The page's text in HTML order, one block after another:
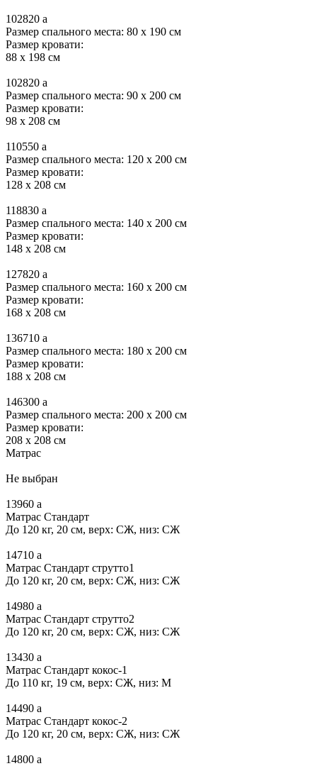
102820 a
Размер спального места: 80 x 190 см
Размер кровати:
88 x 198 см
102820 a
Размер спального места: 90 x 200 см
Размер кровати:
98 x 208 см
110550 a
Размер спального места: 120 x 200 см
Размер кровати:
128 x 208 см
118830 a
Размер спального места: 140 x 200 см
Размер кровати:
148 x 208 см
127820 a
Размер спального места: 160 x 200 см
Размер кровати:
168 x 208 см
136710 a
Размер спального места: 180 x 200 см
Размер кровати:
188 x 208 см
146300 a
Размер спального места: 200 x 200 см
Размер кровати:
208 x 208 см
Матрас
Не выбран
13960 a
Матрас Стандарт
До 120 кг, 20 см, верх: СЖ, низ: СЖ
14710 a
Матрас Стандарт струтто1
До 120 кг, 20 см, верх: СЖ, низ: СЖ
14980 a
Матрас Стандарт струтто2
До 120 кг, 20 см, верх: СЖ, низ: СЖ
13430 a
Матрас Стандарт кокос-1
До 110 кг, 19 см, верх: СЖ, низ: М
14490 a
Матрас Стандарт кокос-2
До 120 кг, 20 см, верх: СЖ, низ: СЖ
14800 a